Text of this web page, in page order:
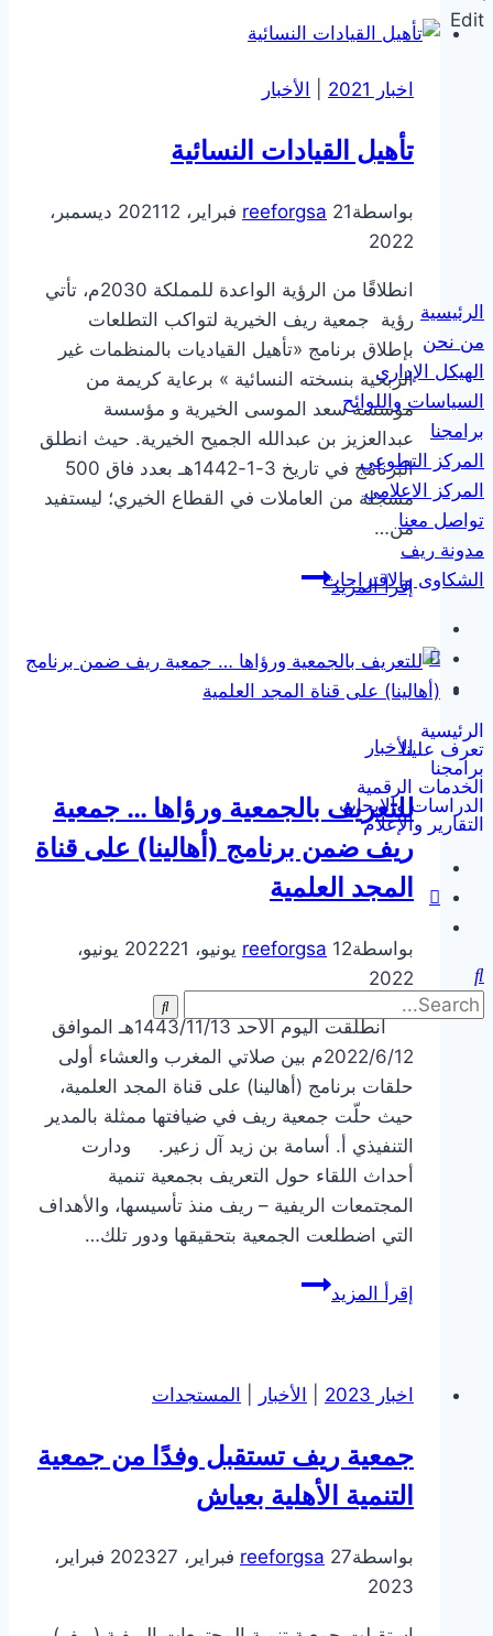
Edit
الرئيسية
من نحن
الهيكل الإداري
السياسات واللوائح
برامجنا
المركز التطوعي
المركز الاعلامي
تواصل معنا
مدونة ريف
الشكاوى والاقتراحات
الرئيسية
تعرف علينا
برامجنا
الخدمات الرقمية
الدراسات والابحاث
التقارير والإعلام
اللقاء
الأول
اخبار 2021 الأخبار
تأهيل القيادات النسائية
بواسطة reeforgsa 21 فبراير، 2021
12 ديسمبر،
2022
انطلاقًا من الرؤية الواعدة للمملكة 2030م، تأتي
رؤية ⁧ جمعية ريف⁩ الخيرية لتواكب التطلعات
بإطلاق برنامج «تأهيل القياديات بالمنظمات غير
الربحية بنسخته النسائية⁧ » برعاية كريمة من
مؤسسة سعد الموسى الخيرية و مؤسسة
عبدالعزيز بن عبدالله الجميح الخيرية. حيث انطلق
البرنامج في تاريخ 3-1-1442هـ بعدد فاق 500
مسجلة من العاملات في القطاع الخيري؛ ليستفيد
من…
إقرأ المزيدتأهيل
الأخبار
للتعريف بالجمعية ورؤاها … جمعية
ريف ضمن برنامج (أهالينا) على قناة
المجد العلمية
بواسطة reeforgsa 12 يونيو، 2022
21 يونيو،
2022
انطلقت اليوم الأحد 1443/11/13هـ الموافق
2022/6/12م بين صلاتي المغرب والعشاء أولى
حلقات برنامج (أهالينا) على قناة المجد العلمية،
حيث حلّت جمعية ريف في ضيافتها ممثلة بالمدير
التنفيذي أ. أسامة بن زيد آل زعير. ودارت
أحداث اللقاء حول التعريف بجمعية تنمية
المجتمعات الريفية – ريف منذ تأسيسها، والأهداف
التي اضطلعت الجمعية بتحقيقها ودور تلك…
إقرأ المزيدللتعريف
جمعية
ضمن
برنامج
على
اخبار 2023 الأخبار المستجدات
جمعية ريف تستقبل وفدًا من جمعية
التنمية الأهلية بعياش
بواسطة reeforgsa 27 فبراير، 2023
27 فبراير،
2023